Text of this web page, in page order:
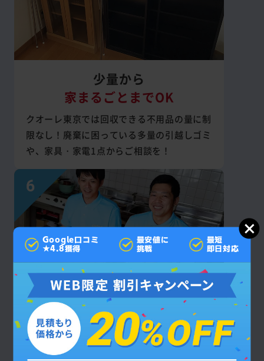
少量から
家まるごとまでOK
クオーレ東京では回収できる不用品の量に制
限なし！廃棄に困っている多量の引越しゴミ
や、家具・家電1点からご相談を！
見積もり後の
追加料金なし
お支払いいただく回収・作業費は契約成立後
Google口コミ
★4.8獲得
最安値に
挑戦
最短
即日対応